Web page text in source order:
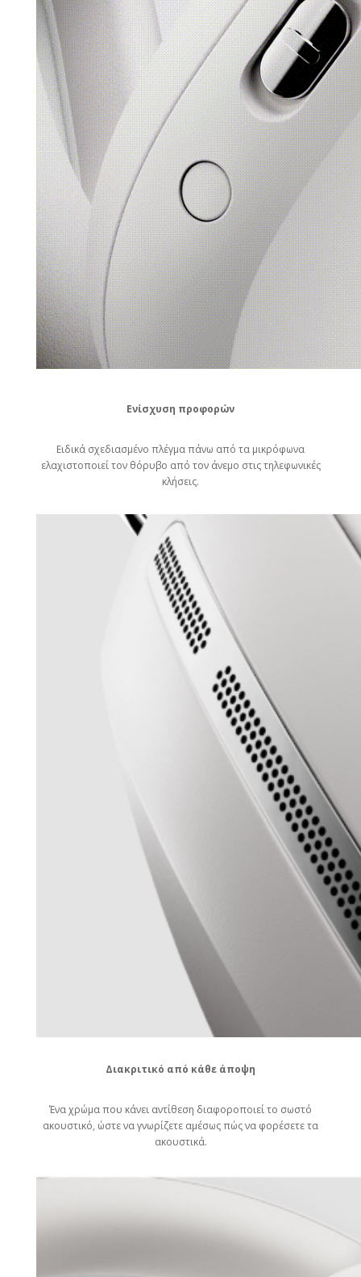
Ενίσχυση προφορών
Ειδικά σχεδιασμένο πλέγμα πάνω από τα μικρόφωνα
ελαχιστοποιεί τον θόρυβο από τον άνεμο στις τηλεφωνικές
κλήσεις.
Διακριτικό από κάθε άποψη
Ένα χρώμα που κάνει αντίθεση διαφοροποιεί το σωστό
ακουστικό, ώστε να γνωρίζετε αμέσως πώς να φορέσετε τα
ακουστικά.